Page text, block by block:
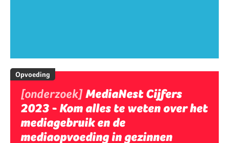
Opvoeding
[onderzoek]MediaNest Cijfers
2023 - Kom alles te weten over het
mediagebruik en de
mediaopvoeding in gezinnen